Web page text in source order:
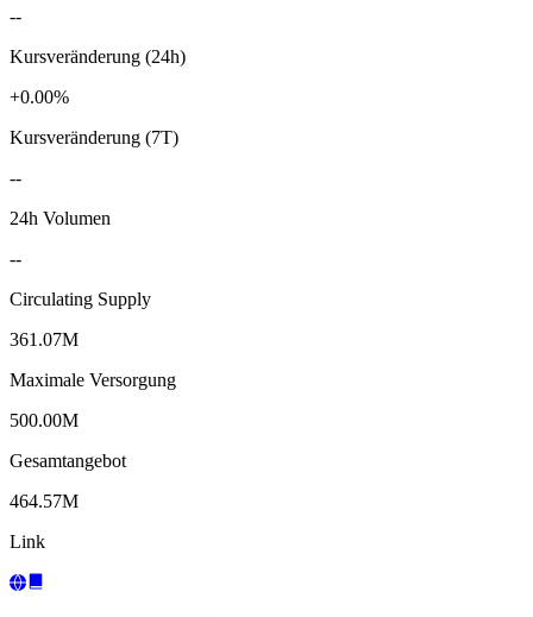
--
Kursveränderung (24h)
+0.00%
Kursveränderung (7T)
--
24h Volumen
--
Circulating Supply
361.07M
Maximale Versorgung
500.00M
Gesamtangebot
464.57M
Link